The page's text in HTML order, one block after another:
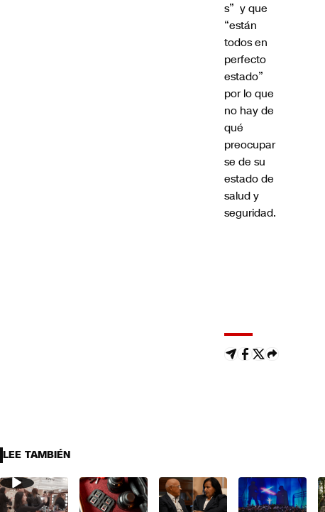
s” y que
“están
todos en
perfecto
estado”
por lo que
no hay de
qué
preocupar
se de su
estado de
salud y
seguridad.
LEE TAMBIÉN